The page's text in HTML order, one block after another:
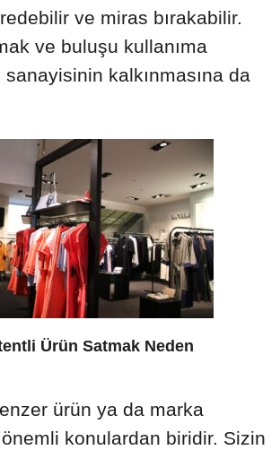
ve miras bırakabilir.
ve buluşu kullanıma
kalkınmasına da
Ürün Satmak Neden
ürün ya da marka
önemli konulardan biridir. Sizin